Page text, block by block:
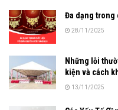
Đa dạng trong
28/11/2025
Những lỗi
kiện và cách
13/11/2025